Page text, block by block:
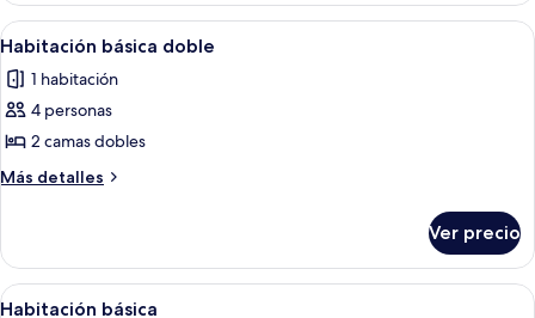
Abrir
todas
las
fotos
de
Habitación
Una habitación de hotel con una
5
Habitación básica doble
1 habitación
4 personas
2 camas dobles
Más detalles
Más
básica
doble
Ver precio
Abrir
Ventana con vista a un paisaje rural,
4
Habitación básica